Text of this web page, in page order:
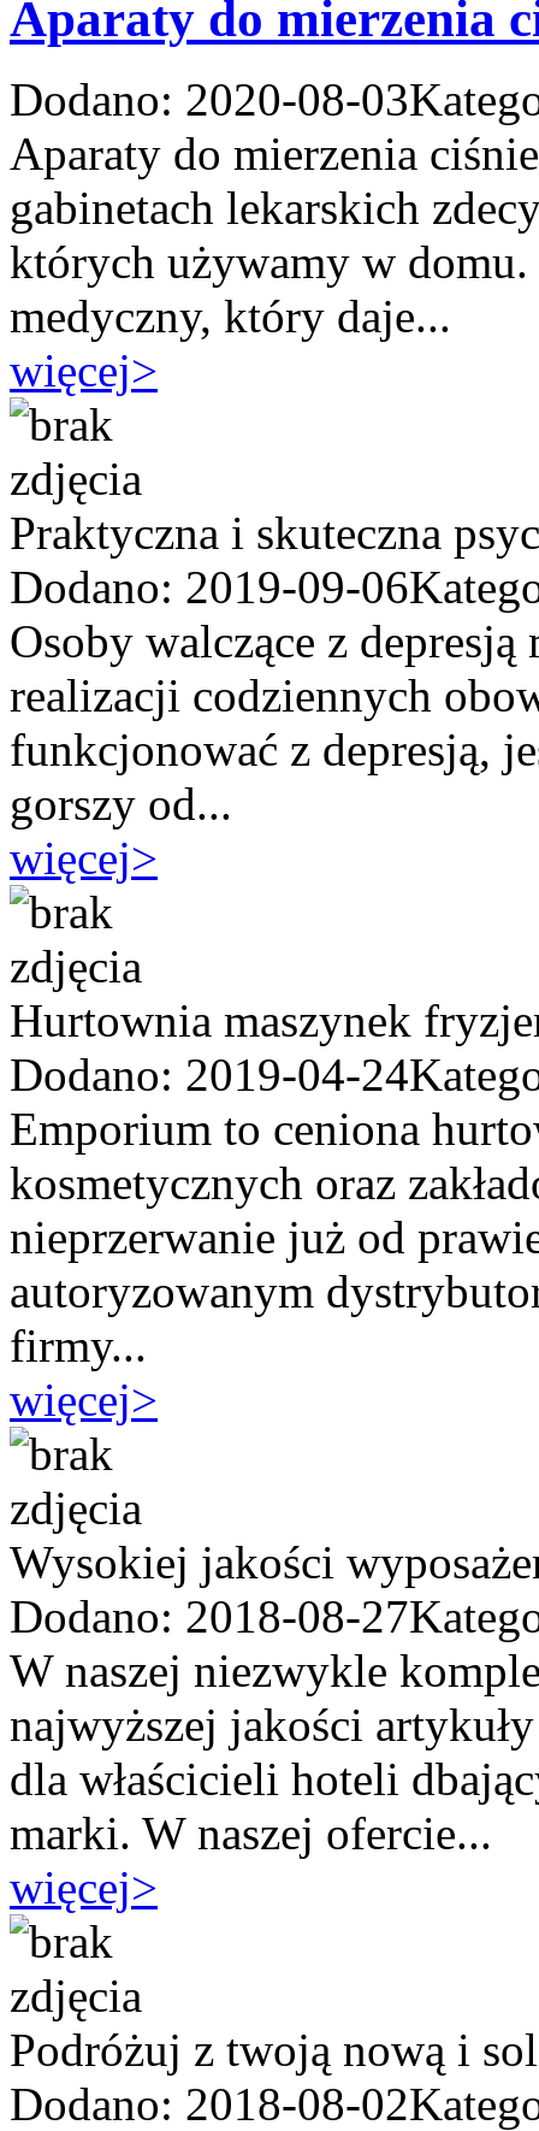
Aparaty do mierzenia
Dodano: 2020-08-03
Aparaty do mierzenia
gabinetach lekarskich
których używamy w
medyczny, który daje...
więcej>
Praktyczna i skuteczna
Dodano: 2019-09-06
Osoby walczące z
realizacji codziennych
funkcjonować z depresją,
gorszy od...
więcej>
Hurtownia maszynek
Dodano: 2019-04-24
Emporium to ceniona
kosmetycznych oraz
nieprzerwanie już od
autoryzowanym
firmy...
więcej>
Wysokiej jakości
Dodano: 2018-08-27
W naszej niezwykle
najwyższej jakości
dla właścicieli hoteli
marki. W naszej ofercie...
więcej>
Podróżuj z twoją nową i
Dodano: 2018-08-02